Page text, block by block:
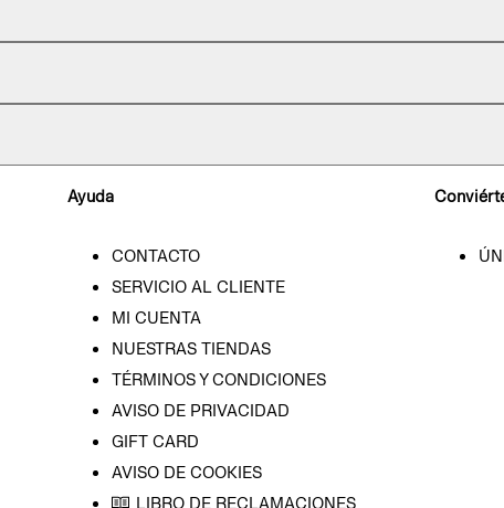
Ayuda
CONTACTO
SERVICIO AL CLIENTE
MI CUENTA
NUESTRAS TIENDAS
TÉRMINOS Y CONDICIONES
AVISO DE PRIVACIDAD
GIFT CARD
AVISO DE COOKIES
LIBRO DE RECLAMACIONES